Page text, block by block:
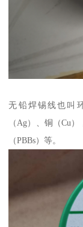
无铅焊锡线也叫
（Ag）、铜（Cu
（PBBs）等。